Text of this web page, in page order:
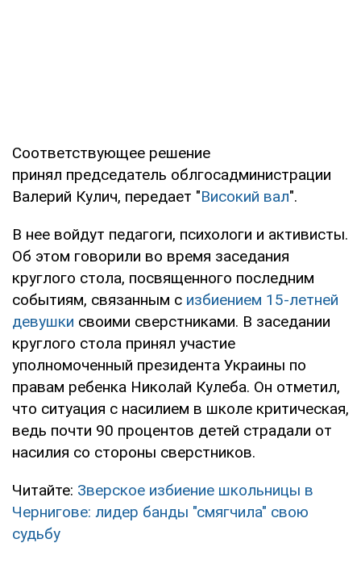
Соответствующее решение
принял председатель облгосадминистрации
Валерий Кулич, передает "Високий вал".
В нее войдут педагоги, психологи и активисты.
Об этом говорили во время заседания
круглого стола, посвященного последним
событиям, связанным с избиением 15-летней
девушки своими сверстниками. В заседании
круглого стола принял участие
уполномоченный президента Украины по
правам ребенка Николай Кулеба. Он отметил,
что ситуация с насилием в школе критическая,
ведь почти 90 процентов детей страдали от
насилия со стороны сверстников.
Читайте: Зверское избиение школьницы в
Чернигове: лидер банды "смягчила" свою
судьбу